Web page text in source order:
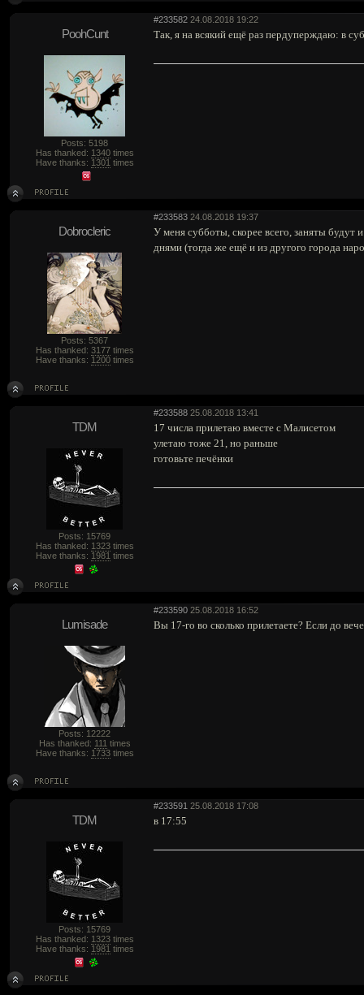
#233582 24.08.2018 19:22
PoohCunt
Posts: 5198
Has thanked: 1340times
Have thanks: 1301 times
Так, я на всякий ещё раз пердуперждаю: в
#233583 24.08.2018 19:37
Dobrocleric
Posts: 5367
Has thanked: 3177times
Have thanks: 1200times
У меня субботы, скорее всего, заняты
днями (тогда же ещё и из другого города
#233588 25.08.2018 13:41
TDM
Posts: 15769
Has thanked: 1323times
Have thanks: 1981 times
17 числа прилетаю вместе с Малисетом
улетаю тоже 21, но раньше
готовьте печёнки
#233590 25.08.2018 16:52
Lumisade
Posts: 12222
Has thanked: 111 times
Have thanks: 1733times
Вы 17-го во сколько прилетаете? Если до
#233591 25.08.2018 17:08
TDM
Posts: 15769
Has thanked: 1323times
Have thanks: 1981 times
в 17:55